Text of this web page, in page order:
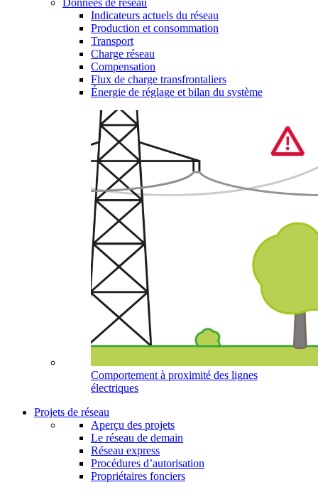
Données de réseau
Indicateurs actuels du réseau
Production et consommation
Transport
Charge réseau
Compensation
Flux de charge transfrontaliers
Énergie de réglage et bilan du système
Comportement à proximité des lignes
électriques
Projets de réseau
Aperçu des projets
Le réseau de demain
Réseau express
Procédures d’autorisation
Propriétaires fonciers